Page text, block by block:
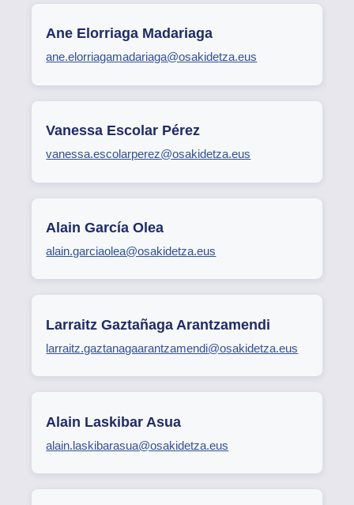
Ane Elorriaga Madariaga
ane.elorriagamadariaga@osakidetza.eus
Vanessa Escolar Pérez
vanessa.escolarperez@osakidetza.eus
Alain García Olea
alain.garciaolea@osakidetza.eus
Larraitz Gaztañaga Arantzamendi
larraitz.gaztanagaarantzamendi@osakidetza.eus
Alain Laskibar Asua
alain.laskibarasua@osakidetza.eus